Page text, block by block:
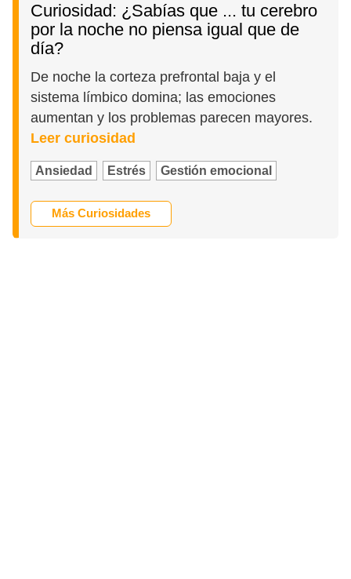
Curiosidad: ¿Sabías que ... tu cerebro
por la noche no piensa igual que de
día?
De noche la corteza prefrontal baja y el
sistema límbico domina; las emociones
aumentan y los problemas parecen mayores.
Leer curiosidad
Ansiedad Estrés Gestión emocional
Más Curiosidades